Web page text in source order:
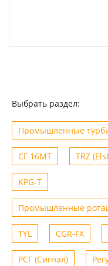
Выбрать раздел:
Промышленные
СГ 16МТ TRZ
KPG-T
Промышленные
TYL CGR-FX
РСГ (Сигнал)